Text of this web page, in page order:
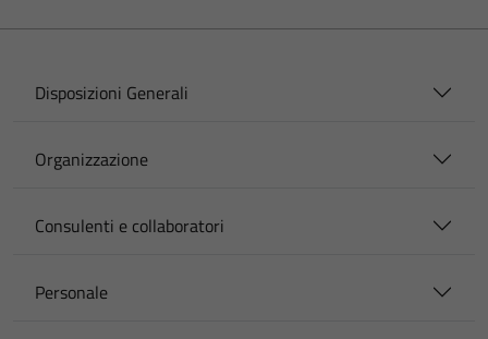
Disposizioni Generali
Organizzazione
Consulenti e collaboratori
Personale